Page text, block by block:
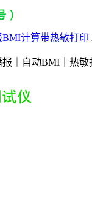
计算带热敏打印
｜自动BMI｜热